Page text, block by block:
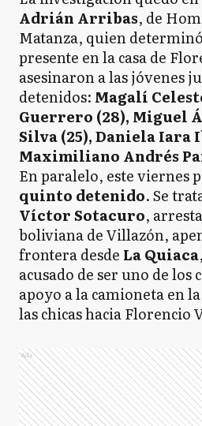
Adrián Arribas, de
Matanza, quien
presente en la casa de
asesinaron a las jóvenes
detenidos: Magalí
Guerrero (28), Miguel
Silva (25), Daniela Iara
Maximiliano Andrés
En paralelo, este viernes
quinto detenido. Se
Víctor Sotacuro,
boliviana de Villazón,
frontera desde La Quiaca
acusado de ser uno de los
apoyo a la camioneta en
las chicas hacia Florencio
Ads